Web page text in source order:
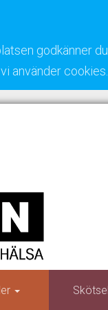
godkänner
använder cookies.
Skötsel